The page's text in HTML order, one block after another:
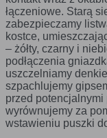
Procesy
Reklamy
łączeniowe. Starą
zabezpieczamy
kostce,
– żółty, czarny i
podłączenia
uszczelniamy
szpachlujemy
przed
wyrównujemy za
wstawieniu puszki